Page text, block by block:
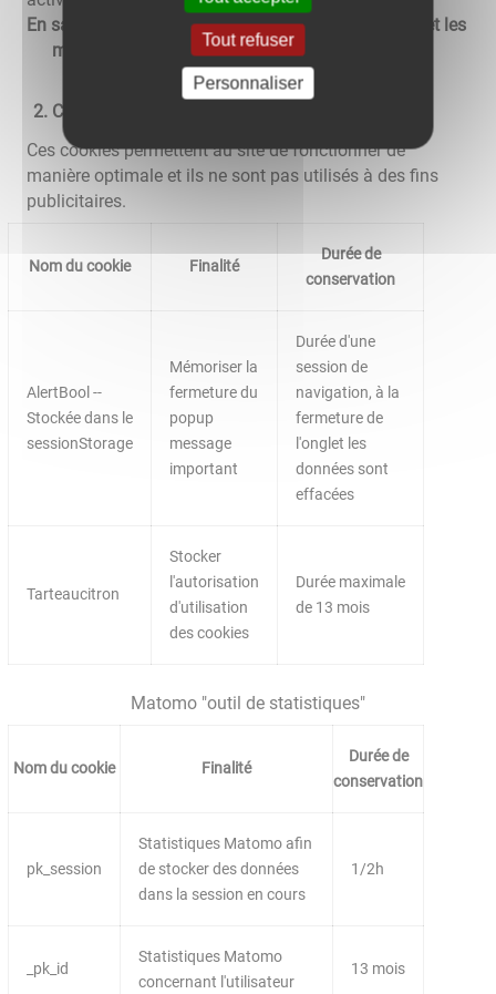
En savoir plus sur les cookies, leur fonctionnement et les
moyens de s'y opposer
Cookies nécessaires au site pour fonctionner
Ces cookies permettent au site de fonctionner de
manière optimale et ils ne sont pas utilisés à des fins
publicitaires.
Nom du cookie Finalité
Durée de
conservation
AlertBool --
Stockée dans le
sessionStorage
Mémoriser la
fermeture du
popup
message
important
Durée d'une
session de
navigation, à la
fermeture de
l'onglet les
données sont
effacées
Tarteaucitron
Stocker
l'autorisation
d'utilisation
des cookies
Durée maximale
de 13 mois
Matomo "outil de statistiques"
Nom du cookie Finalité
Durée de
conservation
pk_session
Statistiques Matomo afin
de stocker des données
dans la session en cours
1/2h
_pk_id
Statistiques Matomo
concernant l'utilisateur
13 mois
Tout refuser
Personnaliser